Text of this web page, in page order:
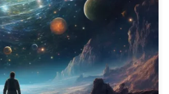
юнгианского
Холлиса «Призраки вокруг
в которой он повествует о
на проявления таких
родителей и дальних
фантазии, импульсы,
комплексы, синхронии и